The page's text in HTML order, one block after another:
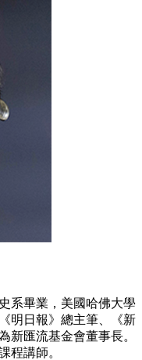
系畢業，美國哈佛大學
明日報》總主筆、《新
新匯流基金會董事長。
程講師。